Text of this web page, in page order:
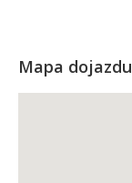
Mapa dojazdu